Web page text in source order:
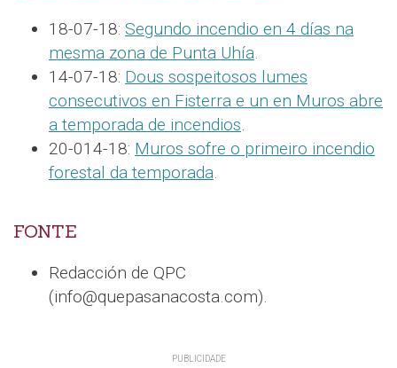
18-07-18: Segundo incendio en 4 días na
mesma zona de Punta Uhía
14-07-18: Dous sospeitosos lumes
consecutivos en Fisterra e un en Muros abre
a temporada de incendios
20-014-18: Muros sofre o primeiro incendio
forestal da temporada
FONTE
Redacción de QPC
(info@quepasanacosta.com).